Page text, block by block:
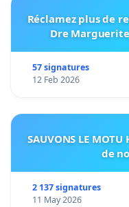
Réclamez plus de
Dre
57 signatures
12 Feb 2026
SAUVONS LE
de
2 137 signatures
11 May 2026